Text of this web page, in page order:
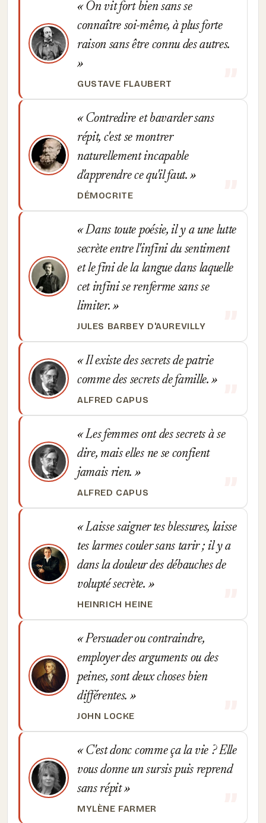
On vit fort bien sans se
connaître soi-même, à plus forte
raison sans être connu des autres.
GUSTAVE FLAUBERT
Contredire et bavarder sans
répit, c'est se montrer
naturellement incapable
d'apprendre ce qu'il faut.
DÉMOCRITE
Dans toute poésie, il y a une lutte
secrète entre l'infini du sentiment
et le fini de la langue dans laquelle
cet infini se renferme sans se
limiter.
JULES BARBEY D'AUREVILLY
Il existe des secrets de patrie
comme des secrets de famille.
ALFRED CAPUS
Les femmes ont des secrets à se
dire, mais elles ne se confient
jamais rien.
ALFRED CAPUS
Laisse saigner tes blessures, laisse
tes larmes couler sans tarir ; il y a
dans la douleur des débauches de
volupté secrète.
HEINRICH HEINE
Persuader ou contraindre,
employer des arguments ou des
peines, sont deux choses bien
différentes.
JOHN LOCKE
C'est donc comme ça la vie ? Elle
vous donne un sursis puis reprend
sans répit
MYLÈNE FARMER